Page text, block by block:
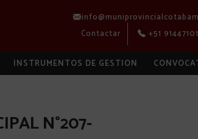
Contactar
+51 91447101
INSTRUMENTOS DE GESTION
N°207-